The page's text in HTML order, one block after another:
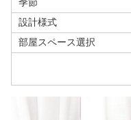
設計様式
部屋スペース選択